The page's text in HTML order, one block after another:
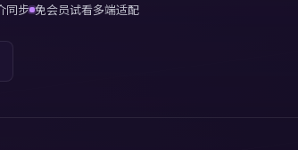
同步 免会员试看多端适配